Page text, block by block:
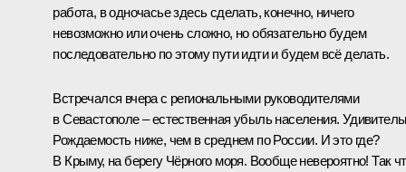
работа, в одночасье здесь сделать, конечно, ничего
невозможно или очень сложно, но обязательно будем
последовательно по этому пути идти и будем всё делать.
Встречался вчера с региональными руководителями
в Севастополе – естественная убыль населения.
Рождаемость ниже, чем в среднем по России. И это где?
В Крыму, на берегу Чёрного моря. Вообще невероятно! Так